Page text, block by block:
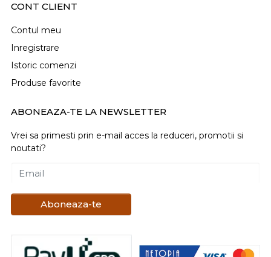
CONT CLIENT
Contul meu
Inregistrare
Istoric comenzi
Produse favorite
ABONEAZA-TE LA NEWSLETTER
Vrei sa primesti prin e-mail acces la reduceri, promotii si
noutati?
Email
Aboneaza-te